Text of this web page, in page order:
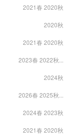
2021春 2020秋
2020秋
2021春 2020秋
2023春 2022秋...
2024秋
2026春 2025秋...
2024春 2023秋
2021春 2020秋